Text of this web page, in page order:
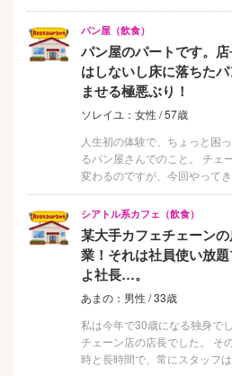
パン屋（飲食）
パン屋のパートです。
はしないし床に落ちた
ませる極悪ぶり！
ソレイユ：女性 / 57歳
人生初の体験で、ちょっと困
るパン屋さんでのこと。 チェ
変わるのですが、今回やって
シアトル系カフェ（飲食）
某大手カフェチェーン
業！それは社員使い放
よ社長…。
あまの：男性 / 33歳
私は今年で30歳になる独身で
チェーン店の店長でした。 そ
時と長時間で、常にスタッフ